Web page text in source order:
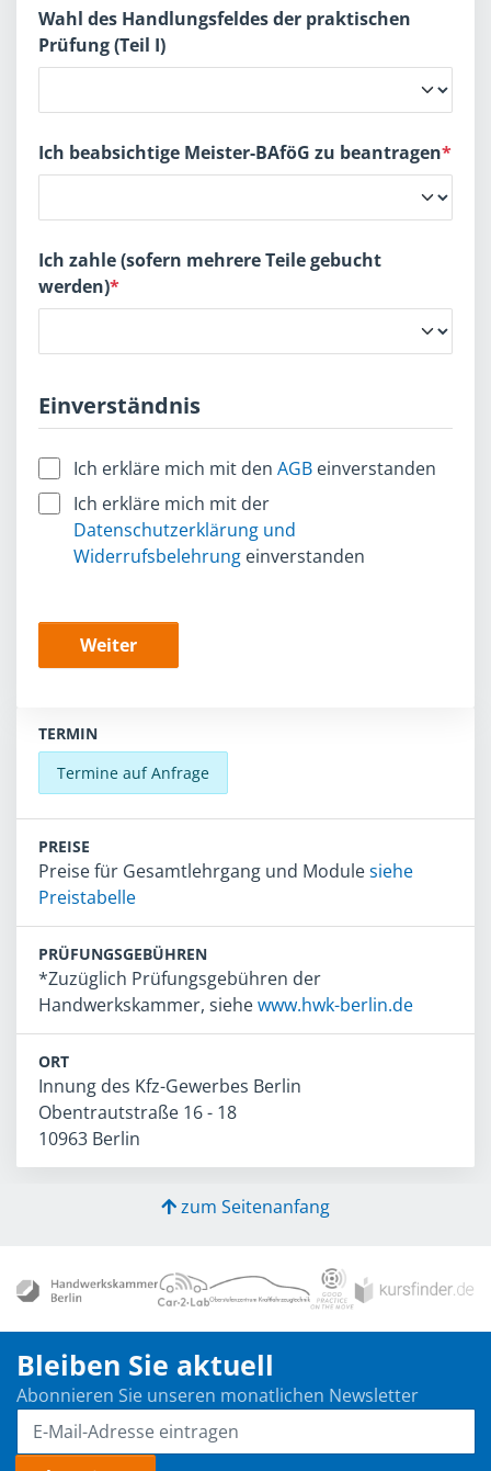
Wahl des Handlungsfeldes der praktischen
Prüfung (Teil I)
Ich beabsichtige Meister-BAföG zu beantragen*
Ich zahle (sofern mehrere Teile gebucht
werden)*
Einverständnis
Ich erkläre mich mit den AGB einverstanden
Ich erkläre mich mit der
Datenschutzerklärung und
Widerrufsbelehrung einverstanden
Weiter
TERMIN
Termine auf Anfrage
PREISE
Preise für Gesamtlehrgang und Modulesiehe
Preistabelle
PRÜFUNGSGEBÜHREN
*Zuzüglich Prüfungsgebühren der
Handwerkskammer, siehewww.hwk-berlin.de
ORT
Innung des Kfz-Gewerbes Berlin
Obentrautstraße 16 - 18
10963 Berlin
zum Seitenanfang
Bleiben Sie aktuell
Abonnieren Sie unseren monatlichen Newsletter